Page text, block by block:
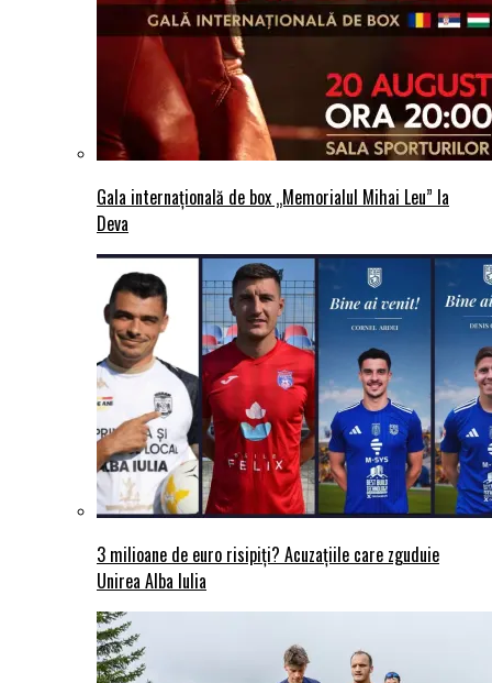
Gala internațională de box „Memorialul Mihai Leu” la
Deva
3 milioane de euro risipiți? Acuzațiile care zguduie
Unirea Alba Iulia